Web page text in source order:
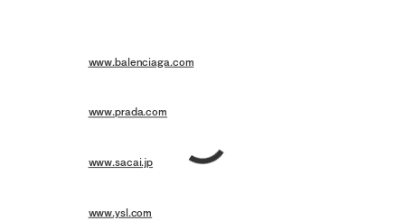
www.balenciaga.com
www.prada.com
www.sacai.jp
www.ysl.com